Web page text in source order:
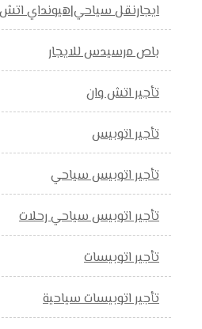
ايجارنقل سياحي|هيونداي
باص مرسيدس للايجار
تأجير اتش وان
تأجير اتوبيس
تأجير اتوبيس سياحي
تأجير اتوبيس سياحي رحلات
تأجير اتوبيسات
تأجير اتوبيسات سياحية